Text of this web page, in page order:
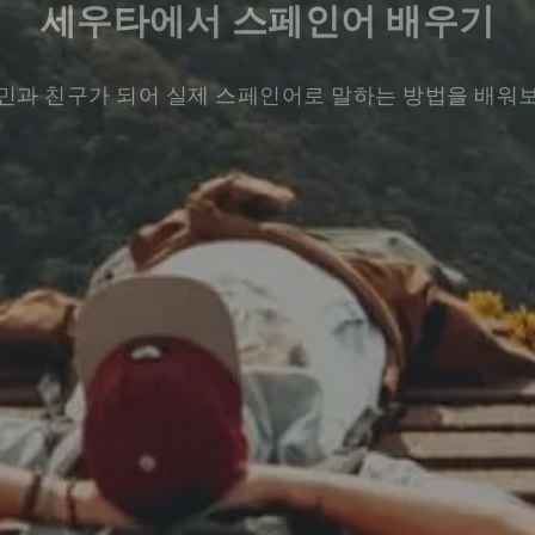
세우타에서 스페인어 배우기
과 친구가 되어 실제 스페인어로 말하는 방법을 배워